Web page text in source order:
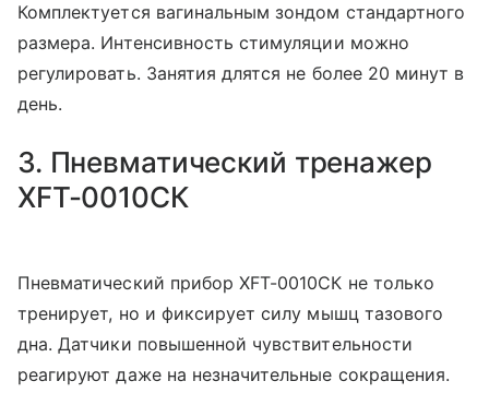
Комплектуется вагинальным зондом стандартного
размера. Интенсивность стимуляции можно
регулировать. Занятия длятся не более 20 минут в
день.
3. Пневматический тренажер
XFT-0010СК
Пневматический прибор XFT-0010СК не только
тренирует, но и фиксирует силу мышц тазового
дна. Датчики повышенной чувствительности
реагируют даже на незначительные сокращения.